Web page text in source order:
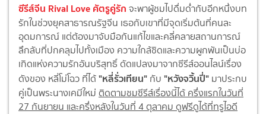
ซีรีส์จีน Rival Love ศัตรูคู่รัก จะพาผู้ชมไปดื่มด่ำกับอีกหนึ่งบท
รักในช่วงยุคสาธารณรัฐจีน เธอกับเขาที่มีจุดเริ่มต้นที่คนละ
อุดมการณ์ แต่ต้องมาจับมือกันแก้ไขและคลี่คลายสถานการณ์
ลึกลับที่ปกคลุมไปทั้งเมือง ความใกล้ชิดและความผูกพันเป็นบ่อ
เกิดแห่งความรักอันบริสุทธิ์ ดัดแปลงมาจากซีรีส์ออนไลน์เรื่อง
ดังของ หลี่โม่โฉว ที่ได้"หลี่รั่วเทียน" กับ "หวังจวิ้นปี่" มาประกบ
คู่เป็นพระนางเคมีใหม่ ติดตามชมซีรีส์เรื่องนี้ได้ ครึ่งแรกในวันที่
27 กันยายน และครึ่งหลังในวันที่ 4 ตุลาคม ดูฟรีดูได้ที่ทรูไอดี